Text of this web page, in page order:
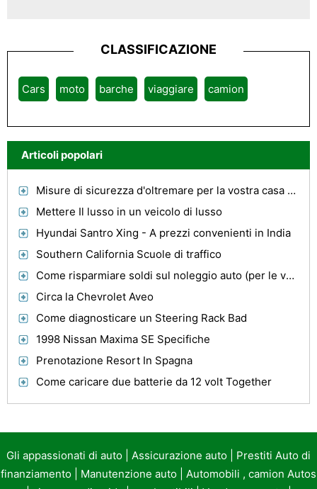
CLASSIFICAZIONE
Cars moto barche viaggiare camion
Articoli popolari
Misure di sicurezza d'oltremare per la vostra casa e della famiglia
Mettere Il lusso in un veicolo di lusso
Hyundai Santro Xing - A prezzi convenienti in India
Southern California Scuole di traffico
Come risparmiare soldi sul noleggio auto (per le vacanze e viaggi d'affari)
Circa la Chevrolet Aveo
Come diagnosticare un Steering Rack Bad
1998 Nissan Maxima SE Specifiche
Prenotazione Resort In Spagna
Come caricare due batterie da 12 volt Together
Gli appassionati di auto Assicurazione auto
Prestiti Auto di
finanziamento
Manutenzione auto
Automobili , camion Autos